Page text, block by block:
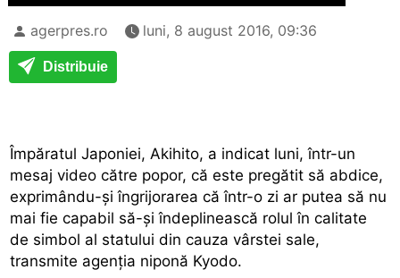
agerpres.ro luni, 8 august 2016, 09:36
Distribuie
Împăratul Japoniei, Akihito, a indicat luni, într-un
mesaj video către popor, că este pregătit să abdice,
exprimându-și îngrijorarea că într-o zi ar putea să nu
mai fie capabil să-și îndeplinească rolul în calitate
de simbol al statului din cauza vârstei sale,
transmite agenția niponă Kyodo.